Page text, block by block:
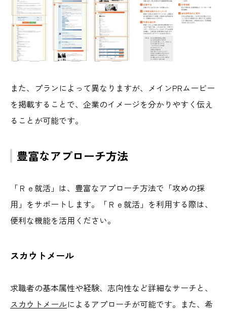
また、プランによって異なりますが、メインPRムービー
を掲載することで、企業のイメージを分かりやすく伝え
ることが可能です。
豊富なアプローチ方法
「Ｒｅ就活」は、豊富なアプローチ方法で「攻めの採
用」をサポートします。「Ｒｅ就活」を利用する際は、
便利な機能を活用ください。
スカウトメール
求職者の基本属性や経験、志向性など詳細なサーチと、
スカウトメールによるアプローチが可能です。また、希